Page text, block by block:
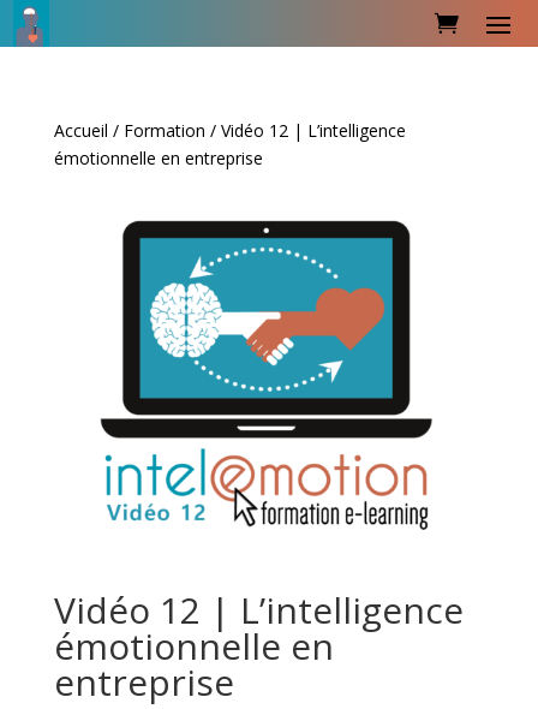
Accueil / Formation / Vidéo 12 | L’intelligence
émotionnelle en entreprise
Vidéo 12 | L’intelligence
émotionnelle en
entreprise